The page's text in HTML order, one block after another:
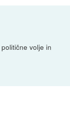
volje in